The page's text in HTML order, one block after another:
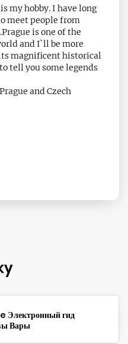
my hobby. I have long
meet people from
is one of the
and I`ll be more
magnificent historical
tell you some legends
and Czech
Электронный гид
Вары